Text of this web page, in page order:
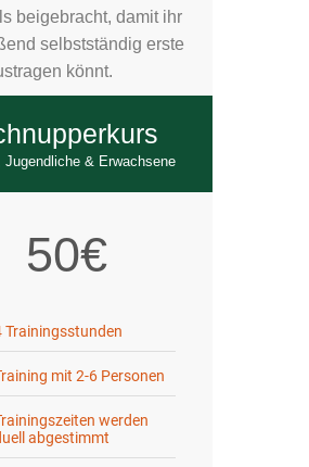
beigebracht, damit ihr
selbstständig erste
könnt.
Jugendliche & Erwachsene
50€
Trainingsstunden
mit 2-6 Personen
werden
abgestimmt